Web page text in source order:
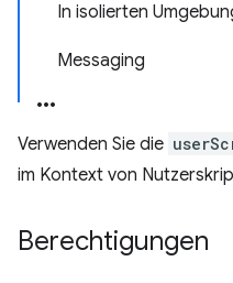
In isolierten
Messaging
Verwenden Sie die
im Kontext von
Berechtigungen